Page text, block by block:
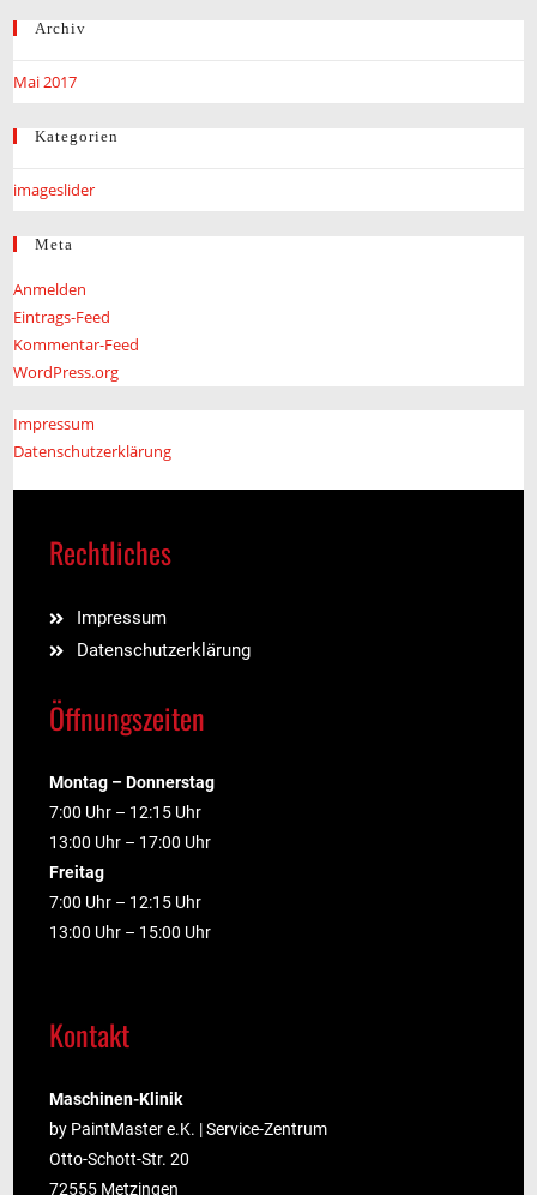
Archiv
Mai 2017
Kategorien
imageslider
Meta
Anmelden
Eintrags-Feed
Kommentar-Feed
WordPress.org
Impressum
Datenschutzerklärung
Rechtliches
Impressum
Datenschutzerklärung
Öffnungszeiten
Montag – Donnerstag
7:00 Uhr – 12:15 Uhr
13:00 Uhr – 17:00 Uhr
Freitag
7:00 Uhr – 12:15 Uhr
13:00 Uhr – 15:00 Uhr
Kontakt
Maschinen-Klinik
by PaintMaster e.K. | Service-Zentrum
Otto-Schott-Str. 20
72555 Metzingen